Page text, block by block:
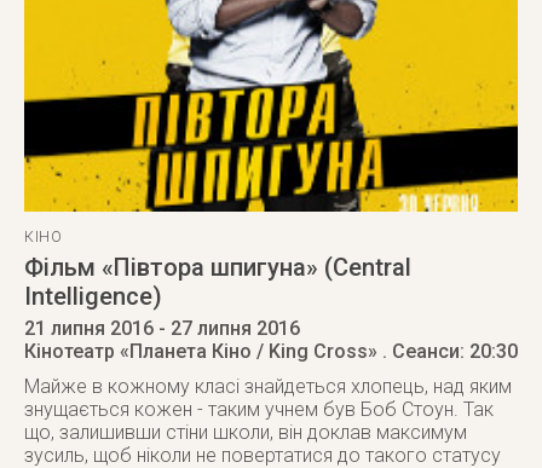
КІНО
Фільм «Півтора шпигуна» (Central
Intelligence)
21 липня 2016 - 27 липня 2016
Кінотеатр «Планета Кіно / King Cross» . Сеанси: 20:30
Майже в кожному класі знайдеться хлопець, над яким
знущається кожен - таким учнем був Боб Стоун. Так
що, залишивши стіни школи, він доклав максимум
зусиль, щоб ніколи не повертатися до такого статусу